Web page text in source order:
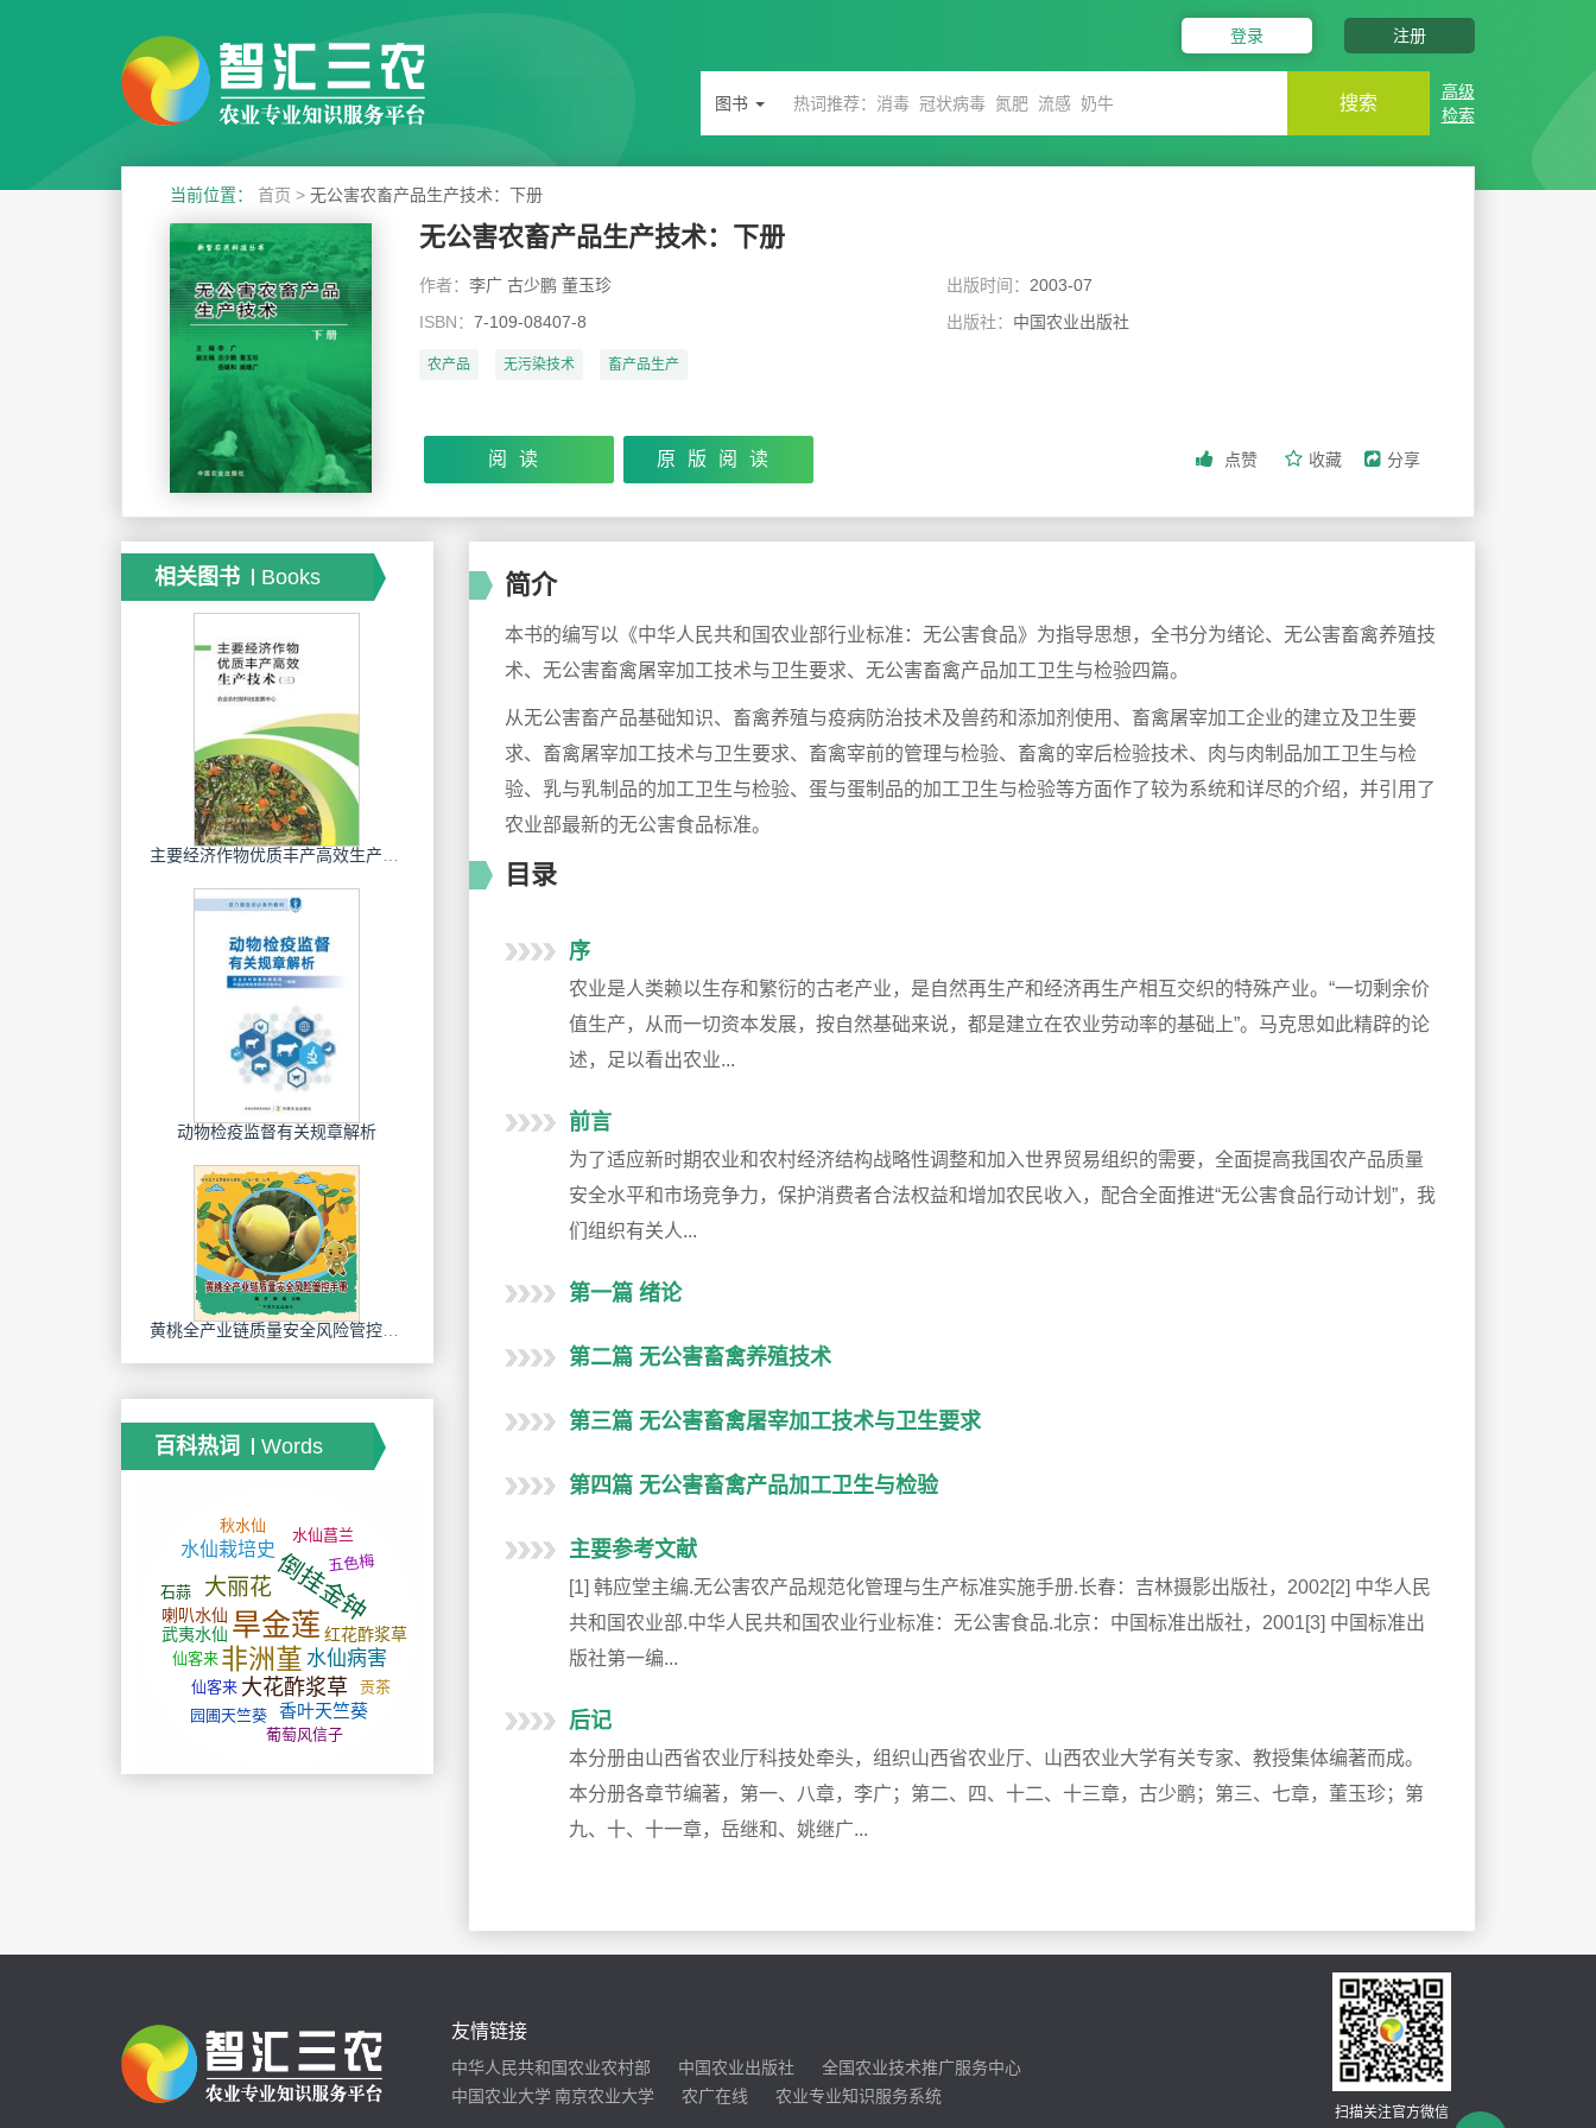
登录 注册
图书 搜索
高级
检索
当前位置： 首页 > 无公害农畜产品生产技术：下册
无公害农畜产品生产技术：下册
作者： 李广 古少鹏 董玉珍 出版时间： 2003-07
ISBN： 7-109-08407-8 出版社： 中国农业出版社
农产品 无污染技术 畜产品生产
点赞 收藏 分享
阅读 原版阅读
简介
本书的编写以《中华人民共和国农业部行业标准：无公害食品》为指导思想，全书分为绪论、无公害畜禽养殖技
术、无公害畜禽屠宰加工技术与卫生要求、无公害畜禽产品加工卫生与检验四篇。
从无公害畜产品基础知识、畜禽养殖与疫病防治技术及兽药和添加剂使用、畜禽屠宰加工企业的建立及卫生要
求、畜禽屠宰加工技术与卫生要求、畜禽宰前的管理与检验、畜禽的宰后检验技术、肉与肉制品加工卫生与检
验、乳与乳制品的加工卫生与检验、蛋与蛋制品的加工卫生与检验等方面作了较为系统和详尽的介绍，并引用了
农业部最新的无公害食品标准。
目录
序
农业是人类赖以生存和繁衍的古老产业，是自然再生产和经济再生产相互交织的特殊产业。“一切剩余价
值生产，从而一切资本发展，按自然基础来说，都是建立在农业劳动率的基础上”。马克思如此精辟的论
述，足以看出农业...
前言
为了适应新时期农业和农村经济结构战略性调整和加入世界贸易组织的需要，全面提高我国农产品质量
安全水平和市场竞争力，保护消费者合法权益和增加农民收入，配合全面推进“无公害食品行动计划”，我
们组织有关人...
第一篇 绪论
第二篇 无公害畜禽养殖技术
第三篇 无公害畜禽屠宰加工技术与卫生要求
第四篇 无公害畜禽产品加工卫生与检验
主要参考文献
[1] 韩应堂主编.无公害农产品规范化管理与生产标准实施手册.长春：吉林摄影出版社，2002[2] 中华人民
共和国农业部.中华人民共和国农业行业标准：无公害食品.北京：中国标准出版社，2001[3] 中国标准出
版社第一编...
后记
本分册由山西省农业厅科技处牵头，组织山西省农业厅、山西农业大学有关专家、教授集体编著而成。
本分册各章节编著，第一、八章，李广；第二、四、十二、十三章，古少鹏；第三、七章，董玉珍；第
九、十、十一章，岳继和、姚继广...
相关图书 Books
动物检疫监督有关规章解析
黄桃全产业链质量安全风险管控手册
百科热词 Words
友情链接
中华人民共和国农业农村部 中国农业出版社
全国农业技术推广服务中心
中国农业大学 南京农业大学 农广在线 农业专业知识服务系统
扫描关注官方微信